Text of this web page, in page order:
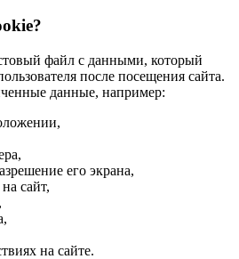
файл с данными, который
после посещения сайта.
данные, например:
его экрана,
сайт,
на сайте.